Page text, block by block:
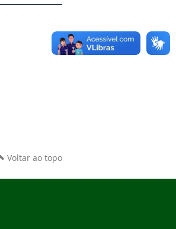
Voltar ao topo